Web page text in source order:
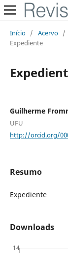
Início / Acervo /
Expediente
Guilherme
UFU
http://orcid.org/
Resumo
Expediente
Downloads